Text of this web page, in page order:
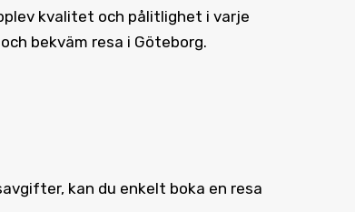
kvalitet och pålitlighet i varje
bekväm resa i Göteborg.
kan du enkelt boka en resa